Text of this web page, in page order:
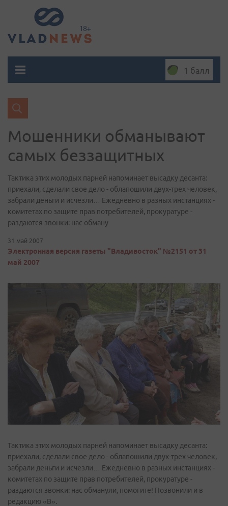
1 балл
Мошенники обманывают
самых беззащитных
Тактика этих молодых парней напоминает высадку десанта:
приехали, сделали свое дело - облапошили двух-трех человек,
забрали деньги и исчезли… Ежедневно в разных инстанциях -
комитетах по защите прав потребителей, прокуратуре -
раздаются звонки: нас обману
31 май 2007
Электронная версия газеты "Владивосток" №2151 от 31
май 2007
Тактика этих молодых парней напоминает высадку десанта:
приехали, сделали свое дело - облапошили двух-трех человек,
забрали деньги и исчезли… Ежедневно в разных инстанциях -
комитетах по защите прав потребителей, прокуратуре -
раздаются звонки: нас обманули, помогите! Позвонили и в
редакцию «В».